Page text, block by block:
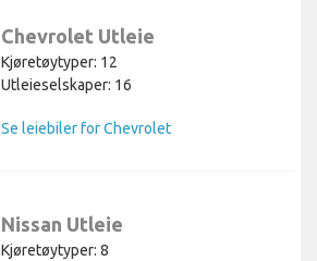
Chevrolet Utleie
Kjøretøytyper: 12
Utleieselskaper: 16
Se leiebiler for Chevrolet
Nissan Utleie
Kjøretøytyper: 8